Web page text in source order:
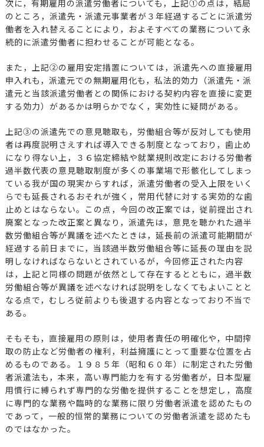
次に，有期雇用の派遣労働者についても，上記①の点は，結局
のところ，派遣先・派遣元事業者が３年経過するごとに派遣労
働者を入れ替えることにより，およそすべての業務について永
続的に派遣労働者に担わせることが可能となる。
また，上記②の雇用安定措置については，派遣先への直接雇用
申入れも，派遣元での無期雇用化も，私法的効力（派遣先・派
遣元と当該派遣労働者との関係における契約内容を直接に変更
する効力）があるかは明らかでなく，実効性に疑問がある。
上記③の派遣先での意見聴取も，労働組合等が反対しても使用
者は再度説明さえすれば導入できる制度となっており，歯止め
になり得ない上，３６協定締結や就業規則改定における労働者
過半数代表の意見聴取制度が多くの事業場で形骸化してしまっ
ている我が国の現実からすれば，派遣労働者の受入上限をいく
らでも延長されるおそれが強く，常用代替に対する実効的な歯
止めとはならない。この点，今回の改正案では，従前提出され
廃案となった改正案と異なり，派遣先は，意見を聴かれた過半
数労働組合等が異議を述べたときは，延長前の派遣可能期間が
経過する前日までに，当該過半数労働組合等に延長の理由を説
明しなければならないとされているが，今回修正された内容
は，上記と同様の問題が依然として存在するとともに，過半数
労働組合等が異議を述べなければ説明をしなくてもよいことと
なる点で，むしろ従前よりも後退する内容となっており不当で
ある。
そもそも，直接雇用の原則は，使用者責任の明確化や，中間搾
取の防止など労働者の権利，利益擁護にとって重要な位置を占
めるものである。１９８５年（昭和６０年）に制定された労働
者派遣法も，本来，高い専門能力を有する労働者が，日本型雇
用慣行に縛られず専門的な労働を提供することを想定し，高度
に専門的な業務や臨時的な業務に限り労働者派遣を認めたもの
であって，一般的恒常的業務についての労働者派遣を認めたも
のではなかった。